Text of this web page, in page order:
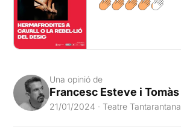
Una opinió de
Francesc Esteve i Tomàs
21/01/2024 · Teatre Tantarantana